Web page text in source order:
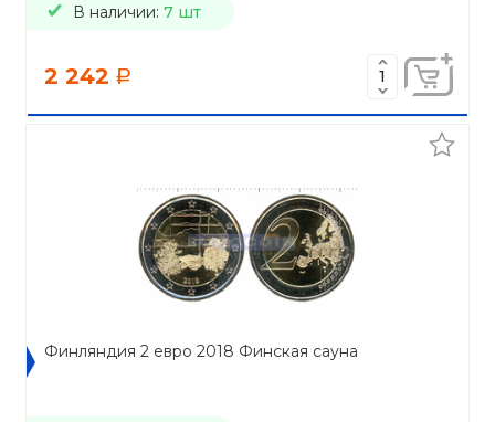
В наличии: 7 шт
2 242 a
Финляндия 2 евро 2018 Финская сауна